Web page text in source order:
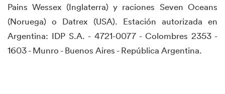
Pains Wessex (Inglaterra) y raciones Seven Oceans
(Noruega) o Datrex (USA). Estación autorizada en
Argentina: IDP S.A. - 4721-0077 - Colombres 2353 -
1603 - Munro - Buenos Aires - República Argentina.